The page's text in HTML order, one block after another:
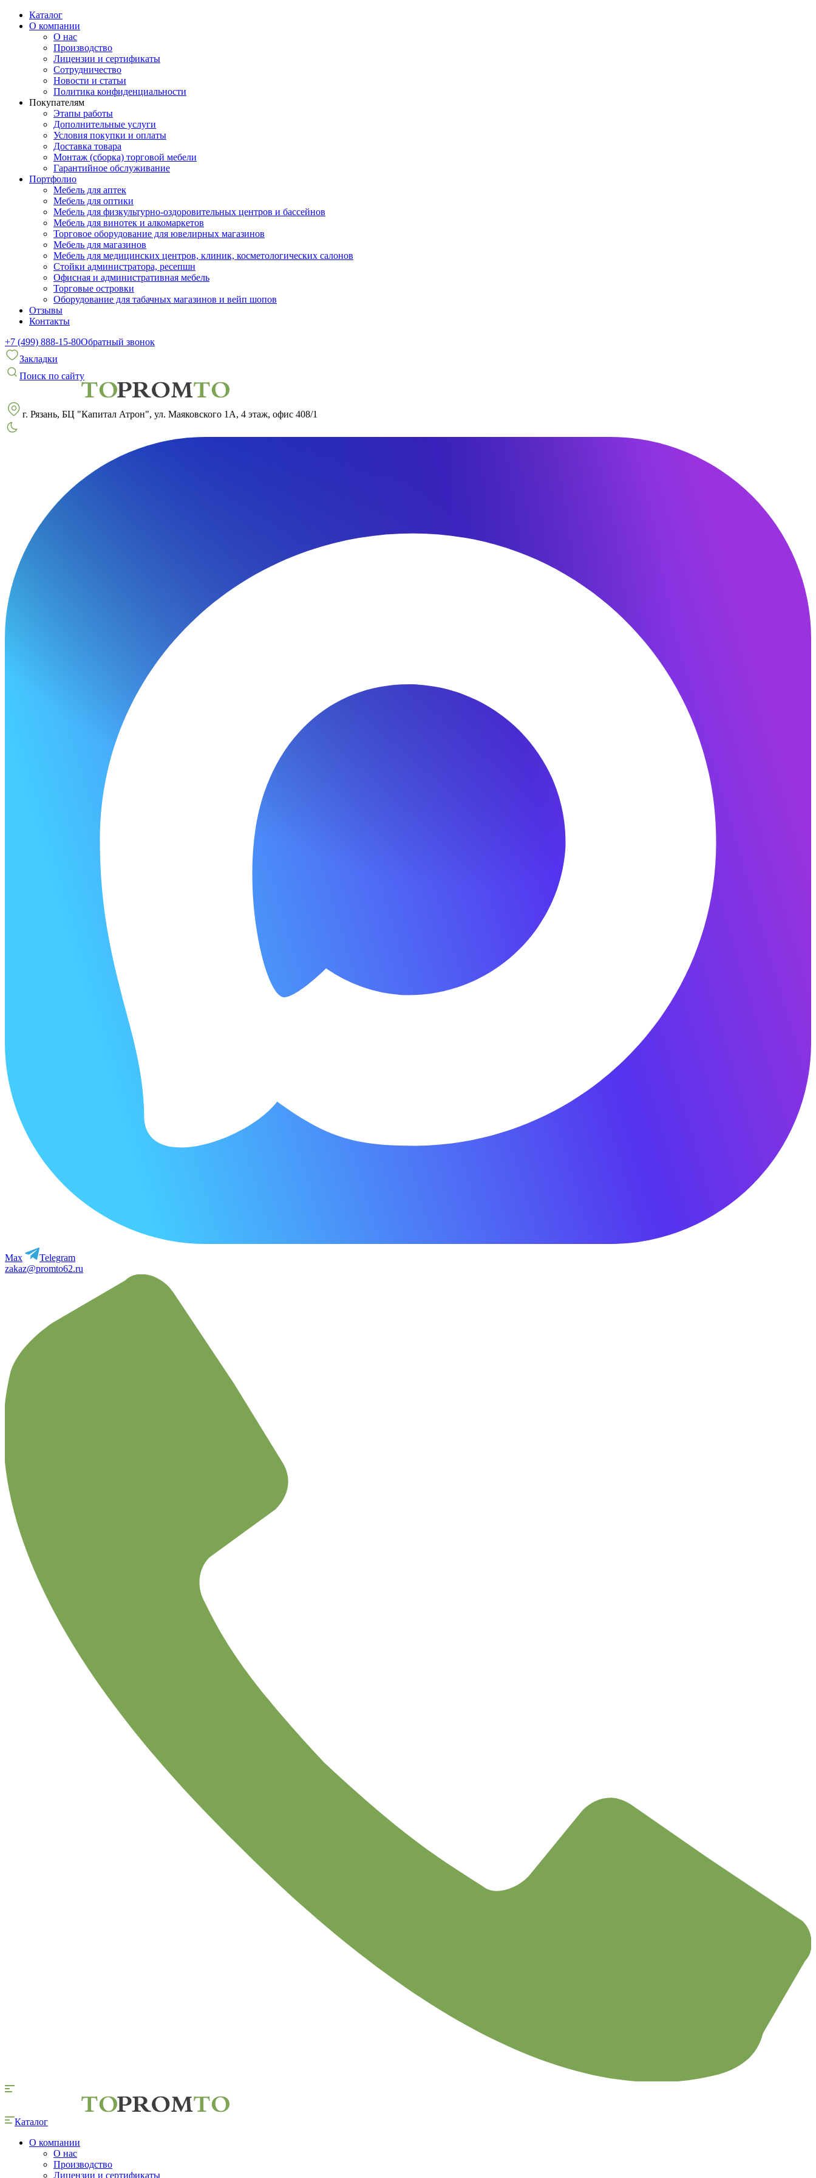
Каталог
О компании
О нас
Производство
Лицензии и сертификаты
Сотрудничество
Новости и статьи
Политика конфиденциальности
Покупателям
Этапы работы
Дополнительные услуги
Условия покупки и оплаты
Доставка товара
Монтаж (сборка) торговой мебели
Гарантийное обслуживание
Портфолио
Мебель для аптек
Мебель для оптики
Мебель для физкультурно-оздоровительных центров и бассейнов
Мебель для винотек и алкомаркетов
Торговое оборудование для ювелирных магазинов
Мебель для магазинов
Мебель для медицинских центров, клиник, косметологических салонов
Стойки администратора, ресепшн
Офисная и административная мебель
Торговые островки
Оборудование для табачных магазинов и вейп шопов
Отзывы
Контакты
+7 (499) 888-15-80Обратный звонок
Закладки
Поиск по сайту
г. Рязань, БЦ "Капитал Атрон", ул. Маяковского 1А, 4 этаж, офис 408/1
Max
Telegram
zakaz@promto62.ru
Каталог
О компании
О нас
Производство
Лицензии и сертификаты